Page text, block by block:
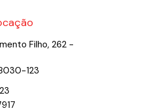
Filho, 262 -
123